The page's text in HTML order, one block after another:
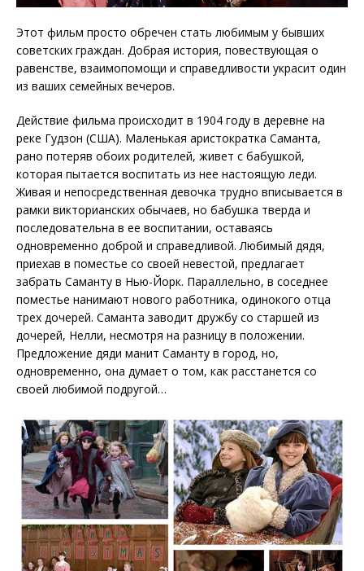
Этот фильм просто обречен стать любимым у бывших
советских граждан. Добрая история, повествующая о
равенстве, взаимопомощи и справедливости украсит один
из ваших семейных вечеров.
Действие фильма происходит в 1904 году в деревне на
реке Гудзон (США). Маленькая аристократка Саманта,
рано потеряв обоих родителей, живет с бабушкой,
которая пытается воспитать из нее настоящую леди.
Живая и непосредственная девочка трудно вписывается в
рамки викторианских обычаев, но бабушка тверда и
последовательна в ее воспитании, оставаясь
одновременно доброй и справедливой. Любимый дядя,
приехав в поместье со своей невестой, предлагает
забрать Саманту в Нью-Йорк. Параллельно, в соседнее
поместье нанимают нового работника, одинокого отца
трех дочерей. Саманта заводит дружбу со старшей из
дочерей, Нелли, несмотря на разницу в положении.
Предложение дяди манит Саманту в город, но,
одновременно, она думает о том, как расстанется со
своей любимой подругой…